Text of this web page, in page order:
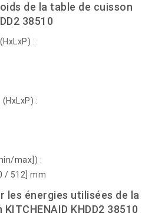
de la table de cuisson
38510
:
:
max]) :
/ 512] mm
les énergies utilisées de la
KHDD2 38510